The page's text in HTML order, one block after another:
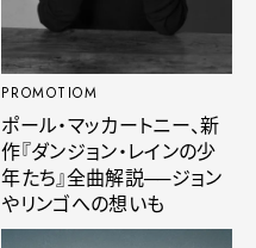
PROMOTIOM
ポール・マッカートニー、新
作『ダンジョン・レインの少
年たち』全曲解説──ジョン
やリンゴへの想いも